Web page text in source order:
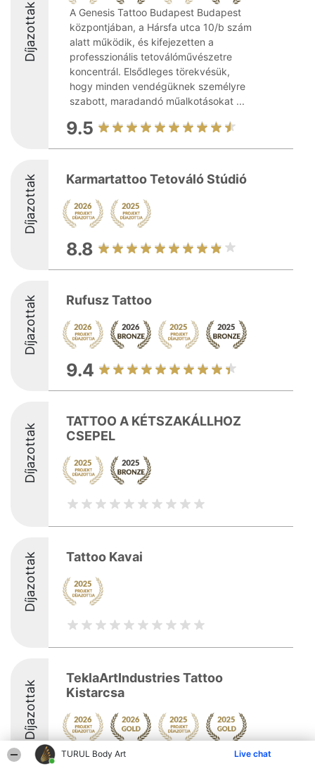
TURUL Body Art Live chat
Díjazottak
A Genesis Tattoo Budapest Budapest
központjában, a Hársfa utca 10/b szám
alatt működik, és kifejezetten a
professzionális tetoválóművészetre
koncentrál. Elsődleges törekvésük,
hogy minden vendégüknek személyre
szabott, maradandó műalkotásokat ...
9.5
Díjazottak Karmartattoo Tetováló Stúdió
8.8
Díjazottak Rufusz Tattoo
9.4
Díjazottak
TATTOO A KÉTSZAKÁLLHOZ
CSEPEL
Díjazottak Tattoo Kavai
Díjazottak
TeklaArtIndustries Tattoo
Kistarcsa